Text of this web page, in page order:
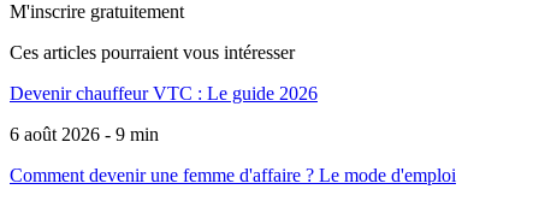
M'inscrire gratuitement
Ces articles pourraient vous intéresser
Devenir chauffeur VTC : Le guide 2026
6 août 2026 - 9 min
Comment devenir une femme d'affaire ? Le mode d'emploi